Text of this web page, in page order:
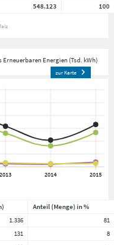
548.123 100
Energien (Tsd. kWh)
zur Karte
Anteil (Menge) in %
1.336
81
131
8